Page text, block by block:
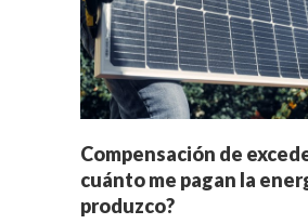
Compensación de
cuánto me pagan la
produzco?